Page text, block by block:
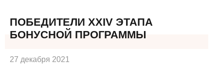
ПОБЕДИТЕЛИ XXIV ЭТАПА
БОНУСНОЙ ПРОГРАММЫ
27 декабря 2021